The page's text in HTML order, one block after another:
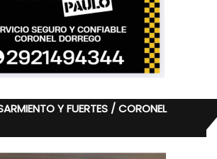
Y FUERTES / CORONEL